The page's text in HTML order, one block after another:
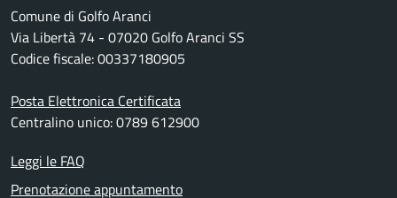
Comune di Golfo Aranci
Via Libertà 74 - 07020 Golfo Aranci SS
Codice fiscale: 00337180905
Posta Elettronica Certificata
Centralino unico: 0789 612900
Leggi le FAQ
Prenotazione appuntamento